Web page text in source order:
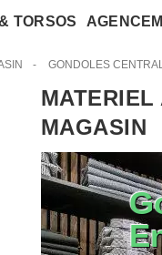
TORSOS
- GONDOLES
MAGASIN